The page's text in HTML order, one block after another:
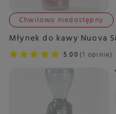
Chwilowo niedostępny
Młynek do kawy Nuova
5.00 1 opinie